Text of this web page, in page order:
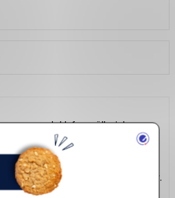
odaklı formülleriyle saç
Keratin, sıvı protein ve doğal
güçlendirir. Onarıcı
spreylerle komple bakım
ve sağlıklı görünüm kazandırır.
adı: Gliss.